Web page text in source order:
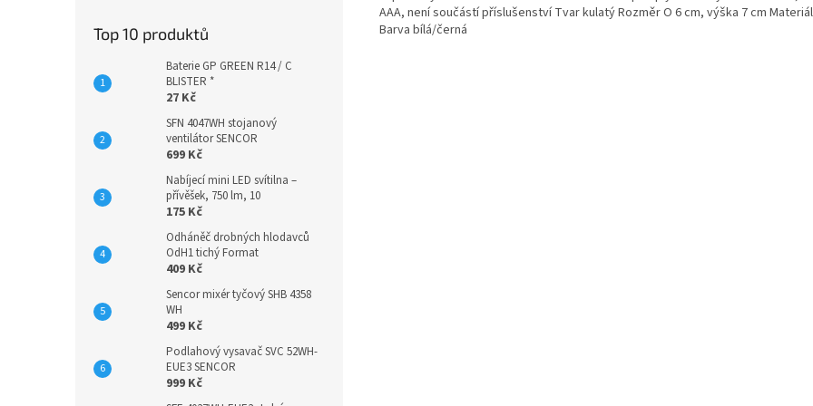
Top 10 produktů
Baterie GP GREEN R14 / C
BLISTER *
27 Kč
SFN 4047WH stojanový
ventilátor SENCOR
699 Kč
Nabíjecí mini LED svítilna –
přívěšek, 750 lm, 10
175 Kč
Odháněč drobných hlodavců
OdH1 tichý Format
409 Kč
Sencor mixér tyčový SHB 4358
WH
499 Kč
Podlahový vysavač SVC 52WH-
EUE3 SENCOR
999 Kč
AAA, není součástí příslušenství Tvar kulatý Rozměr O 6 cm, výška 7 cm
Barva bílá/černá